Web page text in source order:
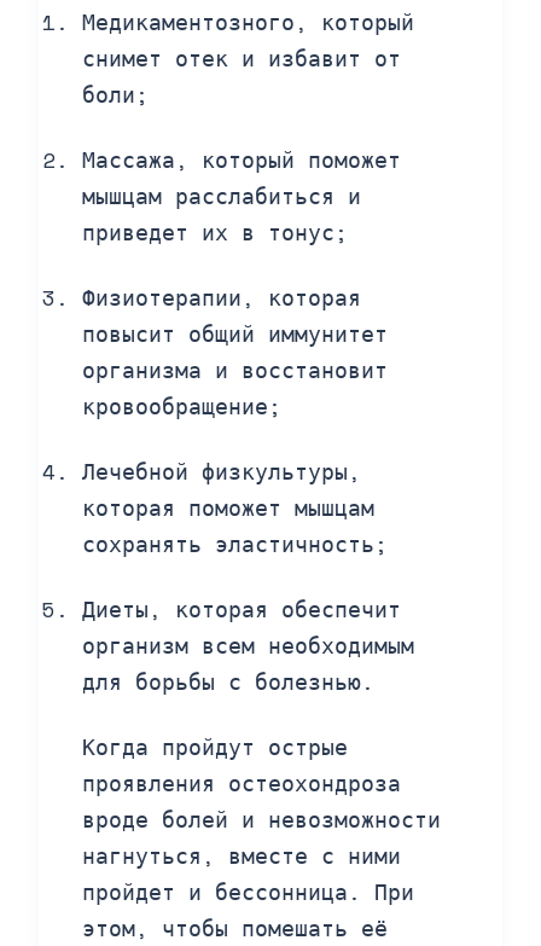
Медикаментозного, который
снимет отек и избавит от
боли;
Массажа, который поможет
мышцам расслабиться и
приведет их в тонус;
Физиотерапии, которая
повысит общий иммунитет
организма и восстановит
кровообращение;
Лечебной физкультуры,
которая поможет мышцам
сохранять эластичность;
Диеты, которая обеспечит
организм всем необходимым
для борьбы с болезнью.
Когда пройдут острые
проявления остеохондроза
вроде болей и невозможности
нагнуться, вместе с ними
пройдет и бессонница. При
этом, чтобы помешать её